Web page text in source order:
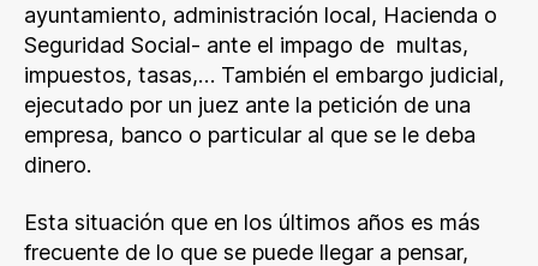
ayuntamiento, administración local, Hacienda o
Seguridad Social- ante el impago de multas,
impuestos, tasas,… También el embargo judicial,
ejecutado por un juez ante la petición de una
empresa, banco o particular al que se le deba
dinero.
Esta situación que en los últimos años es más
frecuente de lo que se puede llegar a pensar,